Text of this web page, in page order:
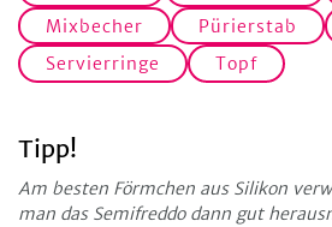
Mixbecher
Pürierstab
Servierringe
Topf
Tipp!
Am besten Förmchen aus Silikon
man das Semifreddo dann gut